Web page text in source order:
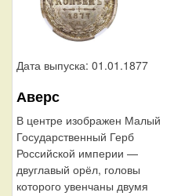
Дата выпуска: 01.01.1877
Аверс
В центре изображен Малый
Государственный Герб
Российской империи —
двуглавый орёл, головы
которого увенчаны двумя